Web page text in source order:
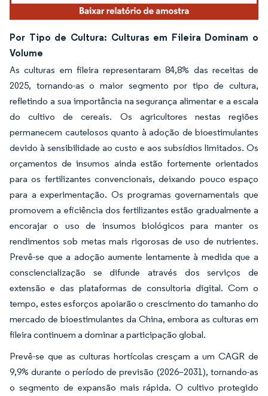
Por Tipo de Cultura: Culturas em Fileira Dominam o
Volume
As culturas em fileira representaram 84,8% das receitas de
2025, tornando-as o maior segmento por tipo de cultura,
refletindo a sua importância na segurança alimentar e a escala
do cultivo de cereais. Os agricultores nestas regiões
permanecem cautelosos quanto à adoção de bioestimulantes
devido à sensibilidade ao custo e aos subsídios limitados. Os
orçamentos de insumos ainda estão fortemente orientados
para os fertilizantes convencionais, deixando pouco espaço
para a experimentação. Os programas governamentais que
promovem a eficiência dos fertilizantes estão gradualmente a
encorajar o uso de insumos biológicos para manter os
rendimentos sob metas mais rigorosas de uso de nutrientes.
Prevê-se que a adoção aumente lentamente à medida que a
consciencialização se difunde através dos serviços de
extensão e das plataformas de consultoria digital. Com o
tempo, estes esforços apoiarão o crescimento do tamanho do
mercado de bioestimulantes da China, embora as culturas em
fileira continuem a dominar a participação global.
Prevê-se que as culturas hortícolas cresçam a um CAGR de
9,9% durante o período de previsão (2026–2031), tornando-as
o segmento de expansão mais rápida. O cultivo protegido